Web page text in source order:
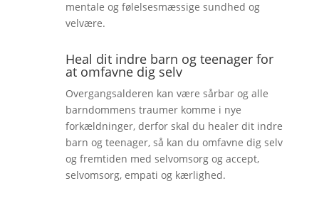
mentale og følelsesmæssige sundhed og
velvære.
Heal dit indre barn og teenager for
at omfavne dig selv
Overgangsalderen kan være sårbar og alle
barndommens traumer komme i nye
forkældninger, derfor skal du healer dit indre
barn og teenager, så kan du omfavne dig selv
og fremtiden med selvomsorg og accept,
selvomsorg, empati og kærlighed.